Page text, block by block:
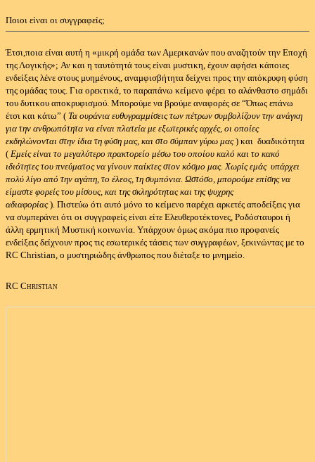
Ποιοι είναι οι συγγραφείς;
Έτσι,ποια είναι αυτή η «μικρή ομάδα των Αμερικανών που αναζητούν την Εποχή
της Λογικής»; Αν και η ταυτότητά τους είναι μυστικη, έχουν αφήσει κάποιες
ενδείξεις λένε στους μυημένους, αναμφισβήτητα δείχνει προς την απόκρυφη φύση
της ομάδας τους. Για ορεκτικά, το παραπάνω κείμενο φέρει το αλάνθαστο σημάδι
του δυτικου αποκρυφισμού. Μπορούμε να βρούμε αναφορές σε “Όπως επάνω
έτσι και κάτω” ( Τα ουράνια ευθυγραμμίσεις των πέτρων συμβολίζουν την ανάγκη
για την ανθρωπότητα να είναι πλατεία με εξωτερικές αρχές, οι οποίες
εκδηλώνονται στην ίδια τη φύση μας, και στο σύμπαν γύρω μας) και δυαδικότητα
( Εμείς είναι το μεγαλύτερο πρακτορείο μέσω του οποίου καλό και το κακό
ιδιότητες του πνεύματος να γίνουν παίκτες στον κόσμο μας. Χωρίς εμάς υπάρχει
πολύ λίγο από την αγάπη, το έλεος, τη συμπόνια. Ωστόσο, μπορούμε επίσης να
είμαστε φορείς του μίσους, και της σκληρότητας και της ψυχρης
αδιαφορίας). Πιστεύω ότι αυτό μόνο το κείμενο παρέχει αρκετές αποδείξεις για
να συμπεράνει ότι οι συγγραφείς είναι είτε Ελευθεροτέκτονες, Ροδόσταυροι ή
άλλη ερμητική Μυστική κοινωνία. Υπάρχουν όμως ακόμα πιο προφανείς
ενδείξεις δείχνουν προς τις εσωτερικές τάσεις των συγγραφέων, ξεκινώντας με το
RC Christian, ο μυστηριώδης άνθρωπος που διέταξε το μνημείο.
RC Christian